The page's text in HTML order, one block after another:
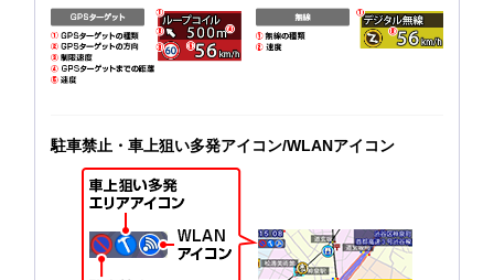
駐車禁止・車上狙い多発アイコン/WLANアイコン